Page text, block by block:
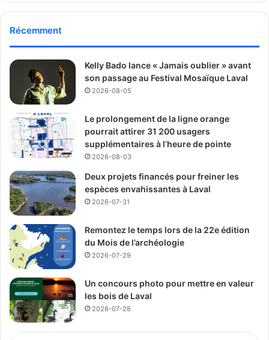
Récemment
Kelly Bado lance « Jamais oublier » avant
son passage au Festival Mosaïque Laval
2026-08-05
Le prolongement de la ligne orange
pourrait attirer 31 200 usagers
supplémentaires à l’heure de pointe
2026-08-03
Deux projets financés pour freiner les
espèces envahissantes à Laval
2026-07-31
Remontez le temps lors de la 22e édition
du Mois de l’archéologie
2026-07-29
Un concours photo pour mettre en valeur
les bois de Laval
2026-07-28